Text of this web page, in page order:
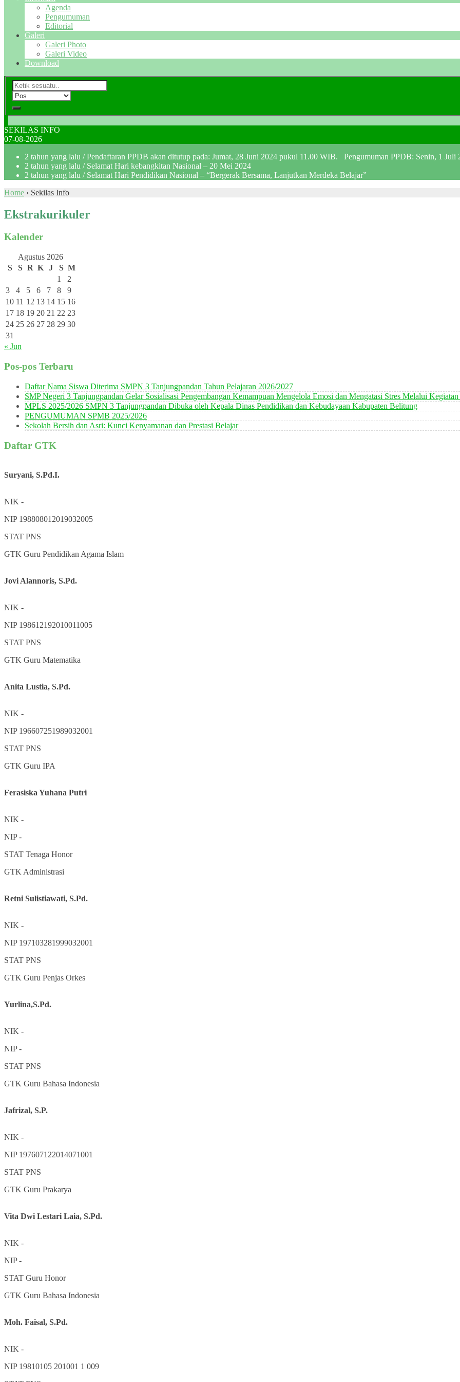
Agenda
Pengumuman
Editorial
Galeri
Galeri Photo
Galeri Video
Download
SEKILAS INFO
07-08-2026
2 tahun yang lalu / Pendaftaran PPDB akan ditutup pada: Jumat, 28 Juni 2024 pukul 11.00 WIB. Pengumuman PPDB: Senin, 1 Juli
2 tahun yang lalu / Selamat Hari kebangkitan Nasional – 20 Mei 2024
2 tahun yang lalu / Selamat Hari Pendidikan Nasional – “Bergerak Bersama, Lanjutkan Merdeka Belajar”
Home › Sekilas Info
Ekstrakurikuler
Kalender
Agustus 2026
S
S R K J S M
1
2
3
4 5 6 7 8
9
10 11 12 13 14 15 16
17 18 19 20 21 22 23
24 25 26 27 28 29 30
31
« Jun
Pos-pos Terbaru
Daftar Nama Siswa Diterima SMPN 3 Tanjungpandan Tahun Pelajaran 2026/2027
SMP Negeri 3 Tanjungpandan Gelar Sosialisasi Pengembangan Kemampuan Mengelola Emosi dan Mengatasi Stres Melalui
MPLS 2025/2026 SMPN 3 Tanjungpandan Dibuka oleh Kepala Dinas Pendidikan dan Kebudayaan Kabupaten Belitung
PENGUMUMAN SPMB 2025/2026
Sekolah Bersih dan Asri: Kunci Kenyamanan dan Prestasi Belajar
Daftar GTK
Suryani, S.Pd.I.
NIK -
NIP 198808012019032005
STAT PNS
GTK Guru Pendidikan Agama Islam
Jovi Alannoris, S.Pd.
NIK -
NIP 198612192010011005
STAT PNS
GTK Guru Matematika
Anita Lustia, S.Pd.
NIK -
NIP 196607251989032001
STAT PNS
GTK Guru IPA
Ferasiska Yuhana Putri
NIK -
NIP-
STAT Tenaga Honor
GTK Administrasi
Retni Sulistiawati, S.Pd.
NIK -
NIP 197103281999032001
STAT PNS
GTK Guru Penjas Orkes
Yurlina,S.Pd.
NIK -
NIP-
STAT PNS
GTK Guru Bahasa Indonesia
Jafrizal, S.P.
NIK -
NIP 197607122014071001
STAT PNS
GTK Guru Prakarya
Vita Dwi Lestari Laia, S.Pd.
NIK -
NIP-
STAT Guru Honor
GTK Guru Bahasa Indonesia
Moh. Faisal, S.Pd.
NIK -
NIP 19810105 201001 1 009